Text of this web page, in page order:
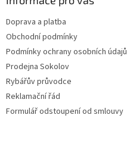
Doprava a platba
Obchodní podmínky
Podmínky ochrany osobních údajů
Prodejna Sokolov
Rybářův průvodce
Reklamační řád
Formulář odstoupení od smlouvy